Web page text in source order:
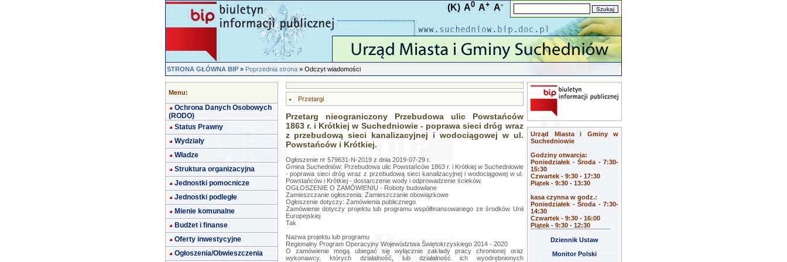
(K) A0 A+ A-
STRONA GŁÓWNA BIP»Poprzednia strona» Odczyt wiadomości
Menu:
Ochrona Danych Osobowych
(RODO)
Status Prawny
Wydziały
Władze
Struktura organizacyjna
Jednostki pomocnicze
Jednostki podległe
Mienie komunalne
Budżet i finanse
Oferty inwestycyjne
Ogłoszenia/Obwieszczenia
Przetargi
Przetarg nieograniczony Przebudowa ulic Powstańców
1863 r. i Krótkiej w Suchedniowie - poprawa sieci dróg wraz
z przebudową sieci kanalizacyjnej i wodociągowej w ul.
Powstańców i Krótkiej.
Ogłoszenie nr 579631-N-2019 z dnia 2019-07-29 r.
Gmina Suchedniów: Przebudowa ulic Powstańców 1863 r. i Krótkiej w Suchedniowie
- poprawa sieci dróg wraz z przebudową sieci kanalizacyjnej i wodociągowej w ul.
Powstańców i Krótkiej - dostarczenie wody i odprowadzenie ścieków.
OGŁOSZENIE O ZAMÓWIENIU - Roboty budowlane
Zamieszczanie ogłoszenia: Zamieszczanie obowiązkowe
Ogłoszenie dotyczy: Zamówienia publicznego
Zamówienie dotyczy projektu lub programu współfinansowanego ze środków Unii
Europejskiej
Tak
Nazwa projektu lub programu
Regionalny Program Operacyjny Województwa Świętokrzyskiego 2014 - 2020
O zamówienie mogą ubiegać się wyłącznie zakłady pracy chronionej oraz
wykonawcy, których działalność, lub działalność ich wyodrębnionych
Urząd Miasta i Gminy w
Suchedniowie
Godziny otwarcia:
Poniedziałek - Środa - 7:30-
15:30
Czwartek - 9:30 - 17:30
Piątek - 9:30 - 13:30
kasa czynna w godz.:
Poniedziałek - Środa - 7:30-
14:30
Czwartek - 9:30 - 16:00
Piątek - 9:30 - 12:30
Dziennik Ustaw
Monitor Polski